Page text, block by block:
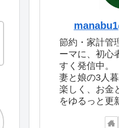
節約・家計管
ーマに、初心
すく発信中。
妻と娘の3人
楽しく、お金
をゆるっと更